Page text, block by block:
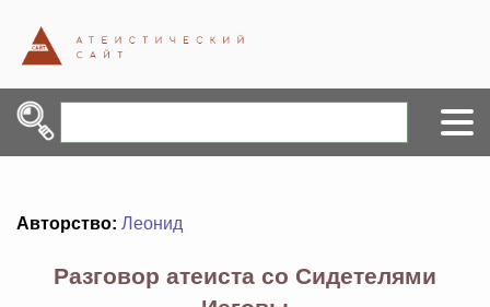
Авторство: Леонид
Разговор атеиста со Сидетелями